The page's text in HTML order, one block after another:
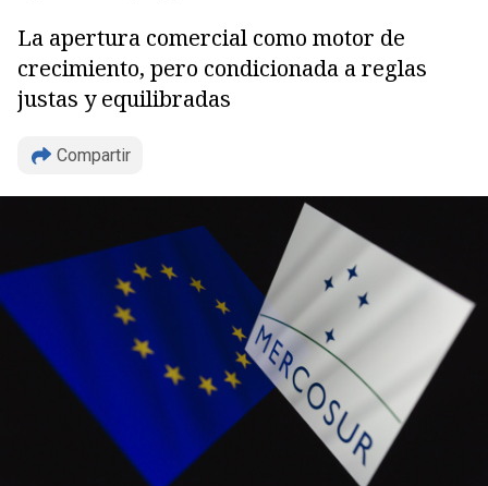
La apertura comercial como motor de
crecimiento, pero condicionada a reglas
justas y equilibradas
Compartir